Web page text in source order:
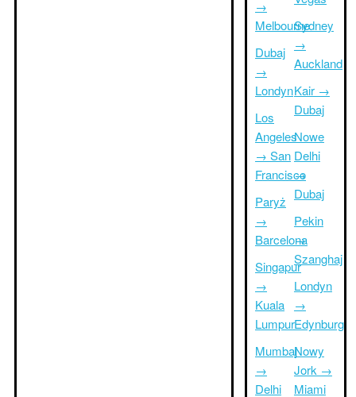
→
Melbourne
Dubaj
→
Londyn
Los
Angeles
→ San
Francisco
Paryż
→
Barcelona
Singapur
→
Kuala
Lumpur
Mumbaj
→
Delhi
Sydney
→
Auckland
Kair →
Dubaj
Nowe
Delhi
→
Dubaj
Pekin
→
Szanghaj
Londyn
→
Edynburg
Nowy
Jork →
Miami